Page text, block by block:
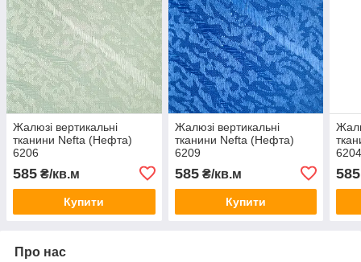
Жалюзі вертикальні
тканини Nefta (Нефта)
6206
585 ₴/кв.м
Купити
Жалюзі вертикальні
тканини Nefta (Нефта)
6209
585₴/кв.м
Купити
585
Про нас